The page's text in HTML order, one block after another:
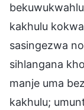
kakhulu
sasingezwa
sihlangana
manje uma
kakhulu;